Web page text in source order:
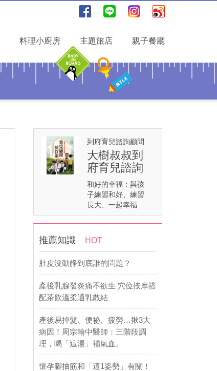
料理小廚房 主題旅店 親子餐廳
到府育兒諮詢顧問
大樹叔叔到
府育兒諮詢
和好的幸福：與孩
子練習和好、練習
長大、一起幸福
推薦知識 HOT
肚皮沒動靜到底誰的問題？
產後乳腺發炎痛不欲生 穴位按摩搭
配茶飲溫柔通乳散結
產後易掉髮、便祕、疲勞…揪3大
病因！周宗翰中醫師：三階段調
理，喝「這湯」補氣血。
懷孕腳抽筋和「這1姿勢」有關！